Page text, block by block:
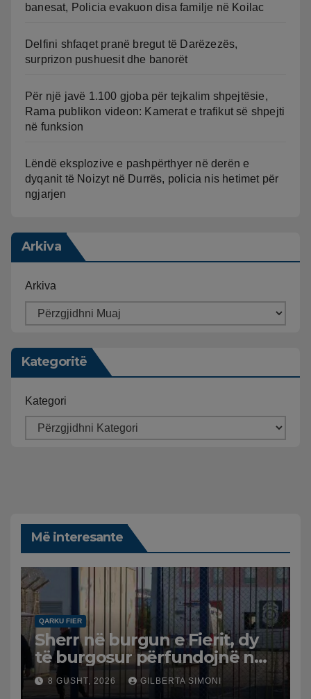
banesat, Policia evakuon disa familje në Koilac
Delfini shfaqet pranë bregut të Darëzezës,
surprizon pushuesit dhe banorët
Për një javë 1.100 gjoba për tejkalim shpejtësie,
Rama publikon videon: Kamerat e trafikut së shpejti
në funksion
Lëndë eksplozive e pashpërthyer në derën e
dyqanit të Noizyt në Durrës, policia nis hetimet për
ngjarjen
Arkiva
Arkiva
Kategoritë
Kategori
Më interesante
QARKU FIER
Sherr në burgun e Fierit, dy
të burgosur përfundojnë në
spital
8 GUSHT, 2026 GILBERTA SIMONI